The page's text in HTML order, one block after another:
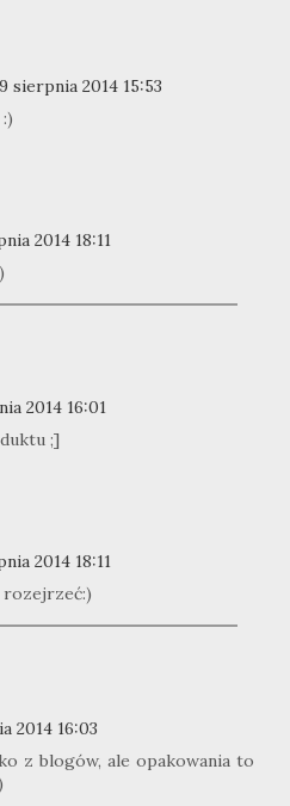
sierpnia 2014 15:53
2014 18:11
2014 16:01
;]
2014 18:11
rozejrzeć:)
2014 16:03
z blogów, ale opakowania to